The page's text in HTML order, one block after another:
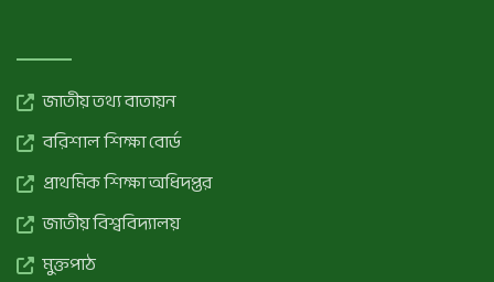
জাতীয় তথ্য বাতায়ন
বরিশাল শিক্ষা বোর্ড
প্রাথমিক শিক্ষা অধিদপ্তর
জাতীয় বিশ্ববিদ্যালয়
মুক্তপাঠ